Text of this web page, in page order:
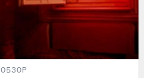
ОБЗОР